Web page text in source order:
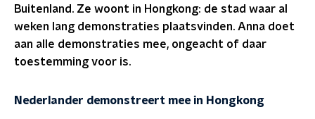
Buitenland. Ze woont in Hongkong: de stad waar al
weken lang demonstraties plaatsvinden. Anna doet
aan alle demonstraties mee, ongeacht of daar
toestemming voor is.
Nederlander demonstreert mee in Hongkong